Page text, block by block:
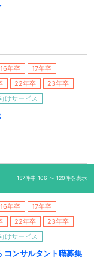
16年卒
17年卒
22年卒
23年卒
けサービス
157件中 106 〜 120件を表示
16年卒
17年卒
22年卒
23年卒
けサービス
コンサルタント職募集